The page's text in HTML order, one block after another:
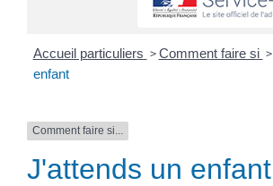
Accueil particuliers > Comment faire si >
enfant
Comment faire si...
J'attends un enfant